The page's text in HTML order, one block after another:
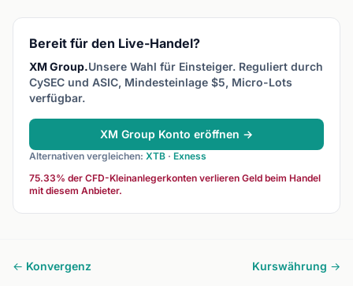
Paar.
Bereit für den Live-Handel?
XM Group.Unsere Wahl für Einsteiger. Reguliert durch
CySEC und ASIC, Mindesteinlage $5, Micro-Lots
verfügbar.
XM Group Konto eröffnen →
Alternativen vergleichen: XTB · Exness
75.33% der CFD-Kleinanlegerkonten verlieren Geld beim Handel
mit diesem Anbieter.
← Konvergenz Kurswährung →